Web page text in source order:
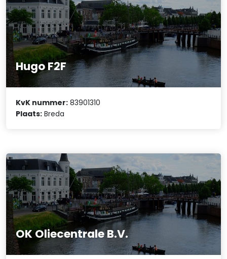
Hugo F2F
KvK nummer: 83901310
Plaats: Breda
OK Oliecentrale B.V.